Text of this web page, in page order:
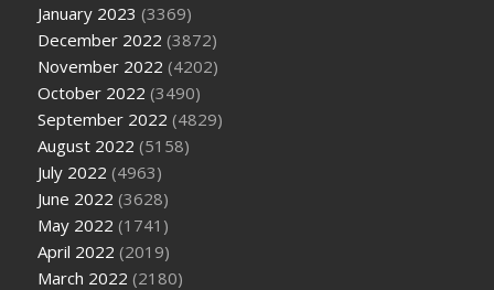
January 2023 (3369)
December 2022 (3872)
November 2022 (4202)
October 2022 (3490)
September 2022 (4829)
August 2022 (5158)
July 2022 (4963)
June 2022 (3628)
May 2022 (1741)
April 2022 (2019)
March 2022 (2180)